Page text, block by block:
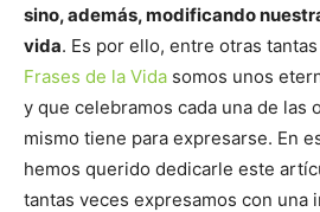
sino, además, modificando
vida. Es por ello, entre otras
Frases de la Vida somos unos
y que celebramos cada una de las
mismo tiene para expresarse. En
hemos querido dedicarle este
tantas veces expresamos con una